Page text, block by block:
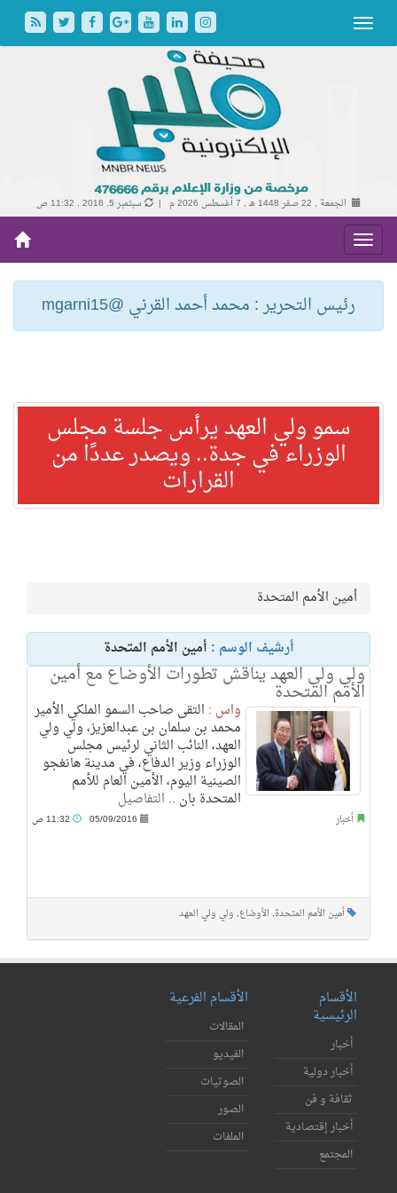
الجمعة , 22 صفر 1448 هـ , 7 أغسطس 2026 م | سبتمبر 5, 2016 , 11:32 ص
رئيس التحرير : محمد أحمد القرني @mgarni15
سمو ولي العهد يرأس جلسة مجلس
الوزراء في جدة.. ويصدر عددًا من
القرارات
أمين الأمم المتحدة
أرشيف الوسم : أمين الأمم المتحدة
ولي ولي العهد يناقش تطورات الأوضاع مع أمين
الأمم المتحدة
واس : التقى صاحب السمو الملكي الأمير
محمد بن سلمان بن عبدالعزيز، ولي ولي
العهد، النائب الثاني لرئيس مجلس
الوزراء وزير الدفاع، في مدينة هانغجو
الصينية اليوم، الأمين العام للأمم
المتحدة بان .. التفاصيل
أخبار 05/09/2016
أمين الأمم المتحدة, الأوضاع, ولي ولي العهد
الأقسام
الرئيسية
أخبار
أخبار دولية
ثقافة و فن
أخبار إقتصادية
المجتمع
الأقسام الفرعية
المقالات
الفيديو
الصوتيات
الصور
الملفات